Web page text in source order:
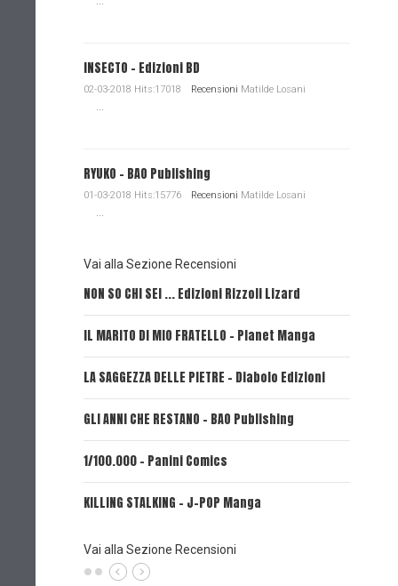
INSECTO - Edizioni BD
02-03-2018 Hits:17018 Recensioni Matilde Losani
...
RYUKO - BAO Publishing
01-03-2018 Hits:15776 Recensioni Matilde Losani
...
Vai alla Sezione Recensioni
NON SO CHI SEI ... Edizioni Rizzoli Lizard
IL MARITO DI MIO FRATELLO - Planet Manga
LA SAGGEZZA DELLE PIETRE - Diabolo Edizioni
GLI ANNI CHE RESTANO - BAO Publishing
1/100.000 - Panini Comics
KILLING STALKING - J-POP Manga
Vai alla Sezione Recensioni